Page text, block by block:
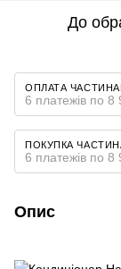
До
ОПЛАТА
6 платежів по 8
ПОКУПКА
6 платежів по 8
Опис